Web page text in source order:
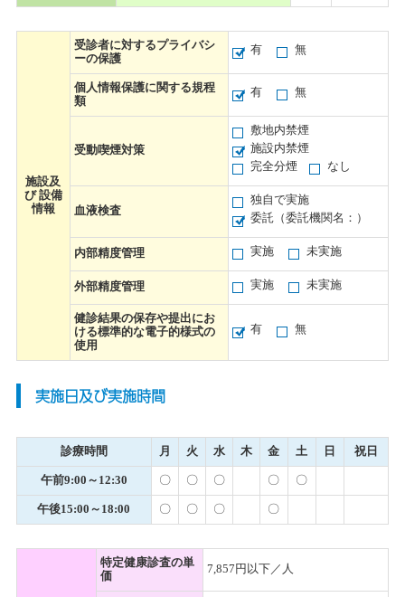
施設及
び 設備
情報
受診者に対するプライバシ
ーの保護
有 無
個人情報保護に関する規程
類
有 無
受動喫煙対策
敷地内禁煙
施設内禁煙
完全分煙
なし
血液検査
独自で実施
委託（委託機関名：）
内部精度管理 実施 未実施
外部精度管理 実施 未実施
健診結果の保存や提出にお
ける標準的な電子的様式の
使用
有 無
実施日及び実施時間
診療時間 月 火 水 木 金 土 日 祝日
午前9:00～12:30 〇 〇 〇 〇 〇
午後15:00～18:00 〇 〇 〇 〇
特定健康診査の単
価
7,857円以下／人